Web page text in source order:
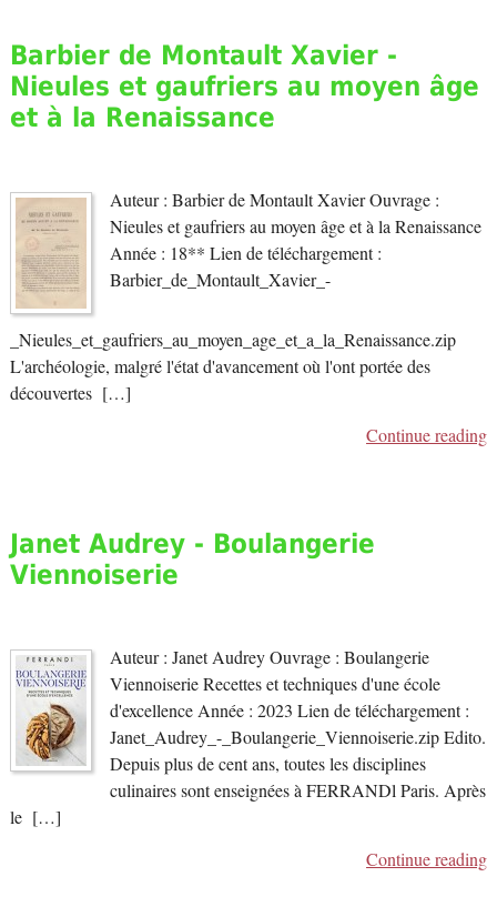
Barbier de Montault Xavier -
Nieules et gaufriers au moyen âge
et à la Renaissance
Auteur : Barbier de Montault Xavier Ouvrage :
Nieules et gaufriers au moyen âge et à la Renaissance
Année : 18** Lien de téléchargement :
Barbier_de_Montault_Xavier_-
_Nieules_et_gaufriers_au_moyen_age_et_a_la_Renaissance.zip
L'archéologie, malgré l'état d'avancement où l'ont portée des
découvertes […]
Continue reading
Janet Audrey - Boulangerie
Viennoiserie
Auteur : Janet Audrey Ouvrage : Boulangerie
Viennoiserie Recettes et techniques d'une école
d'excellence Année : 2023 Lien de téléchargement :
Janet_Audrey_-_Boulangerie_Viennoiserie.zip Edito.
Depuis plus de cent ans, toutes les disciplines
culinaires sont enseignées à FERRANDl Paris. Après
le […]
Continue reading